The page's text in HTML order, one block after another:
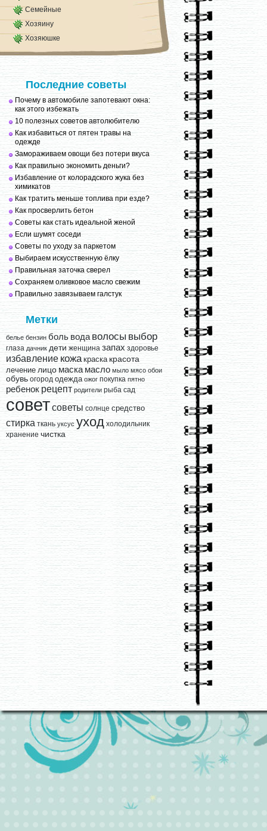
Семейные
Хозяину
Хозяюшке
Последние советы
Почему в автомобиле запотевают окна:
как этого избежать
10 полезных советов автолюбителю
Как избавиться от пятен травы на
одежде
Замораживаем овощи без потери вкуса
Как правильно экономить деньги?
Избавление от колорадского жука без
химикатов
Как тратить меньше топлива при езде?
Как просверлить бетон
Советы как стать идеальной женой
Если шумят соседи
Советы по уходу за паркетом
Выбираем искусственную ёлку
Правильная заточка сверел
Сохраняем оливковое масло свежим
Правильно завязываем галстук
Метки
белье бензин боль вода волосы выбор
глаза дачник дети женщина запах здоровье
избавление кожа краска красота
лечение лицо маска масло мыло мясо обои
обувь огород одежда ожог покупка пятно
ребенок рецепт родители рыба сад
советсоветы солнце средство
стирка ткань уксус уход холодильник
хранение чистка